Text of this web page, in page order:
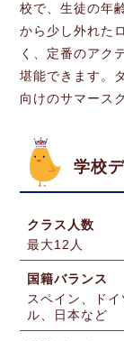
校で、生徒の年
から少し外れた
く、定番のアク
堪能できます。
向けのサマース
学校
クラス人数
最大12人
国籍バランス
スペイン、ド
ル、日本など